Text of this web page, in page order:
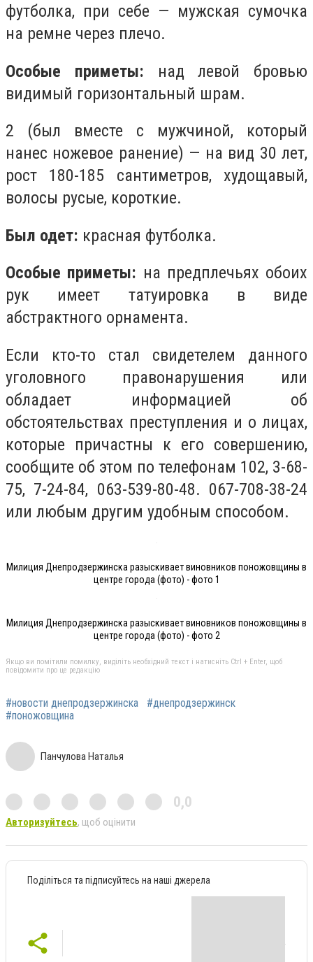
футболка, при себе — мужская сумочка
на ремне через плечо.
Особые приметы: над левой бровью
видимый горизонтальный шрам.
2 (был вместе с мужчиной, который
нанес ножевое ранение) — на вид 30 лет,
рост 180-185 сантиметров, худощавый,
волосы русые, короткие.
Был одет: красная футболка.
Особые приметы: на предплечьях обоих
рук имеет татуировка в виде
абстрактного орнамента.
Если кто-то стал свидетелем данного
уголовного правонарушения или
обладает информацией об
обстоятельствах преступления и о лицах,
которые причастны к его совершению,
сообщите об этом по телефонам 102, 3-68-
75, 7-24-84, 063-539-80-48. 067-708-38-24
или любым другим удобным способом.
Милиция Днепродзержинска разыскивает виновников поножовщины в
центре города (фото) - фото 1
Милиция Днепродзержинска разыскивает виновников поножовщины в
центре города (фото) - фото 2
Якщо ви помітили помилку, виділіть необхідний текст і натисніть Ctrl + Enter, щоб
повідомити про це редакцію
#новости днепродзержинска
#днепродзержинск
#поножовщина
Панчулова Наталья
0,0
Авторизуйтесь, щоб оцінити
Поділіться та підписуйтесь на наші джерела